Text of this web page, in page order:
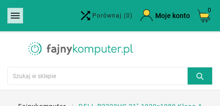
  Porównaj (0) Moje konto
0
Utwórz listę życzeń ×
Nazwa listy życzeń
Anuluj Utwórz listę życzeń